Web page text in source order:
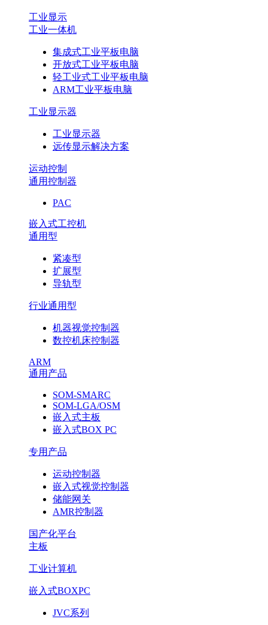
工业显示
工业一体机
集成式工业平板电脑
开放式工业平板电脑
轻工业式工业平板电脑
ARM工业平板电脑
工业显示器
工业显示器
远传显示解决方案
运动控制
通用控制器
PAC
嵌入式工控机
通用型
紧凑型
扩展型
导轨型
行业通用型
机器视觉控制器
数控机床控制器
ARM
通用产品
SOM-SMARC
SOM-LGA/OSM
嵌入式主板
嵌入式BOX PC
专用产品
运动控制器
嵌入式视觉控制器
储能网关
AMR控制器
国产化平台
主板
工业计算机
嵌入式BOXPC
JVC系列